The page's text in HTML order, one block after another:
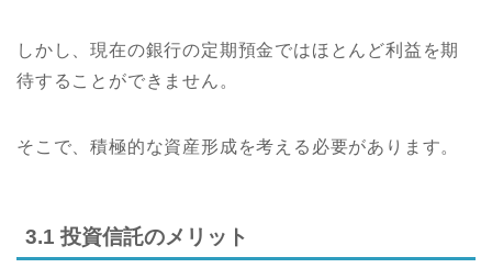
しかし、現在の銀行の定期預金ではほとんど利益を期
待することができません。
そこで、積極的な資産形成を考える必要があります。
3.1 投資信託のメリット